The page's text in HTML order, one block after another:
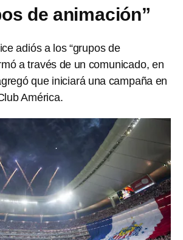
de animación”
adiós a los “grupos de
a través de un comunicado, en
que iniciará una campaña en
América.